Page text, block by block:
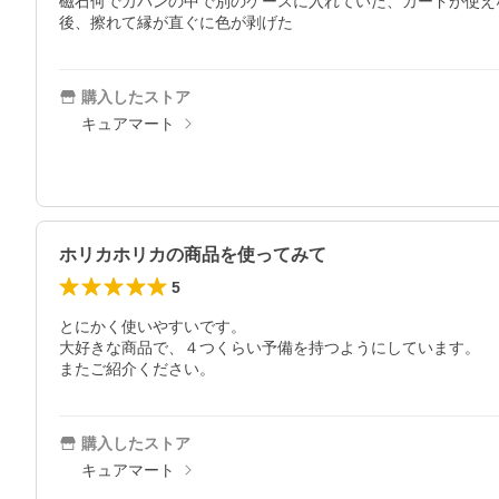
後、擦れて縁が直ぐに色が剥げた
購入したストア
キュアマート
ホリカホリカの商品を使ってみて
5
とにかく使いやすいです。
大好きな商品で、４つくらい予備を持つようにしています。
またご紹介ください。
購入したストア
キュアマート